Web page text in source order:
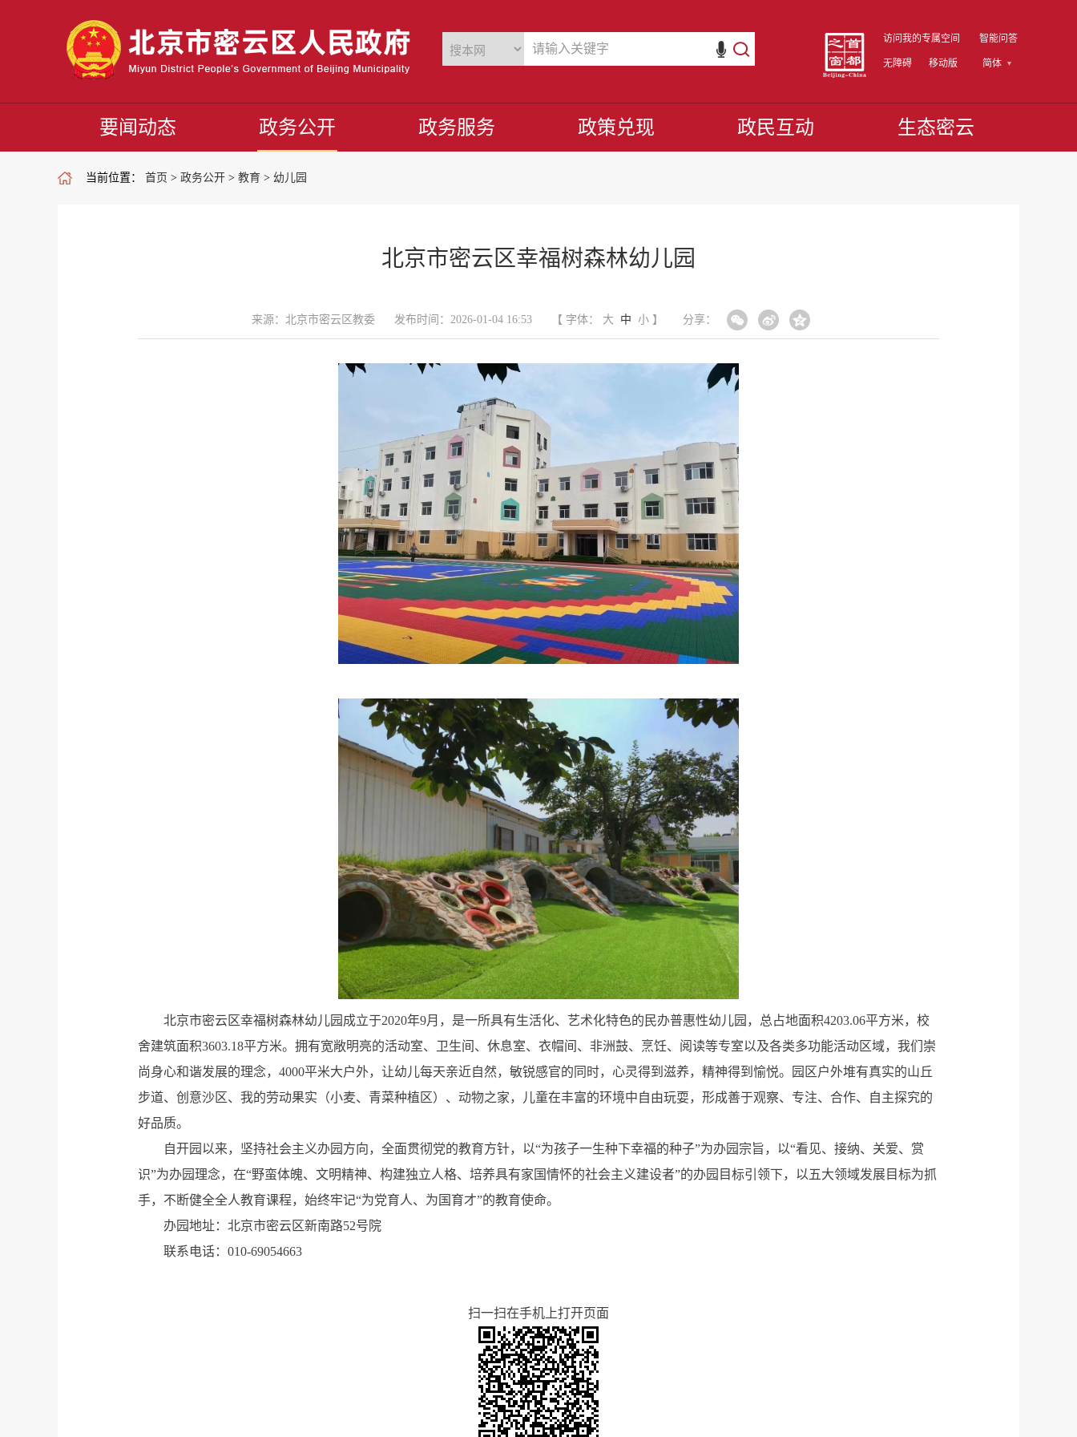
访问我的专属空间 智能问答
无障碍 移动版 简体
要闻动态 政务公开 政务服务 政策兑现 政民互动 生态密云
当前位置： 首页 > 政务公开 > 教育 > 幼儿园
北京市密云区幸福树森林幼儿园
来源：北京市密云区教委 发布时间：2026-01-04 16:53 【 字体： 大 中 小】 分享：
北京市密云区幸福树森林幼儿园成立于2020年9月，是一所具有生活化、艺术化特色的民办普惠性幼儿园，总占地面积4203.06平方米，校
舍建筑面积3603.18平方米。拥有宽敞明亮的活动室、卫生间、休息室、衣帽间、非洲鼓、烹饪、阅读等专室以及各类多功能活动区域，我们崇
尚身心和谐发展的理念，4000平米大户外，让幼儿每天亲近自然，敏锐感官的同时，心灵得到滋养，精神得到愉悦。园区户外堆有真实的山丘
步道、创意沙区、我的劳动果实（小麦、青菜种植区）、动物之家，儿童在丰富的环境中自由玩耍，形成善于观察、专注、合作、自主探究的
好品质。
自开园以来，坚持社会主义办园方向，全面贯彻党的教育方针，以“为孩子一生种下幸福的种子”为办园宗旨，以“看见、接纳、关爱、赏
识”为办园理念，在“野蛮体魄、文明精神、构建独立人格、培养具有家国情怀的社会主义建设者”的办园目标引领下，以五大领域发展目标为抓
手，不断健全全人教育课程，始终牢记“为党育人、为国育才”的教育使命。
办园地址：北京市密云区新南路52号院
联系电话：010-69054663
扫一扫在手机上打开页面